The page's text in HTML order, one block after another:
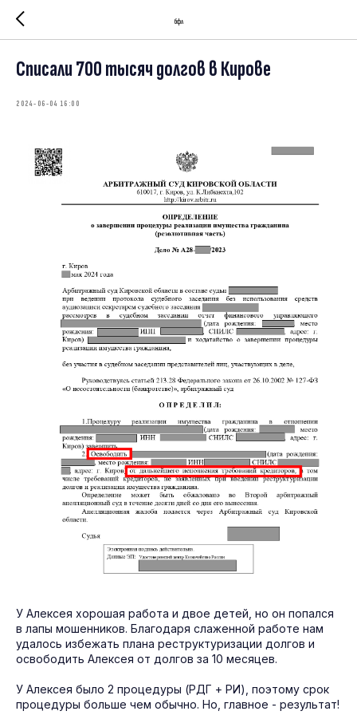
бфл
Списали 700 тысяч долгов в Кирове
2024-06-04 16:00
У Алексея хорошая работа и двое детей, но он попался
в лапы мошенников. Благодаря слаженной работе нам
удалось избежать плана реструктуризации долгов и
освободить Алексея от долгов за 10 месяцев.
У Алексея было 2 процедуры (РДГ + РИ), поэтому срок
процедуры больше чем обычно. Но, главное - результат!